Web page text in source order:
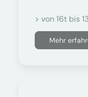
> von 16t bis
Mehr